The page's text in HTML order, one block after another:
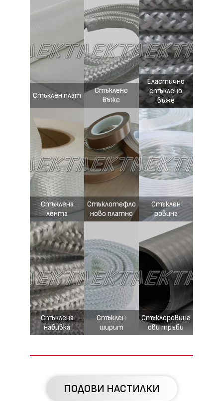
Стъклен плат
Стъклено
въже
Еластично
стъклено
въже
Стъклена
лента
Стъклотефло
ново платно
Стъклен
ровинг
Стъклена
набивка
Стъклен
ширит
Стъклоровинг
ови тръби
ПОДОВИ НАСТИЛКИ